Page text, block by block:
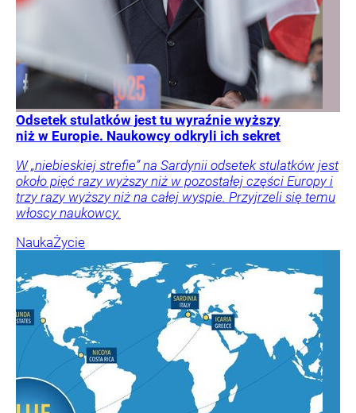
Odsetek stulatków jest tu wyraźnie wyższy
niż w Europie. Naukowcy odkryli ich sekret
W „niebieskiej strefie” na Sardynii odsetek stulatków jest
około pięć razy wyższy niż w pozostałej części Europy i
trzy razy wyższy niż na całej wyspie. Przyjrzeli się temu
włoscy naukowcy.
NaukaŻycie